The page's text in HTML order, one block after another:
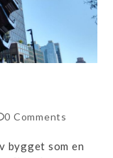
0 Comments
bygget som en